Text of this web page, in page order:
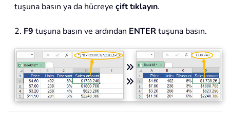
tuşuna basın ya da hücreye çift tıklayın.
2. F9 tuşuna basın ve ardından ENTERtuşuna basın.